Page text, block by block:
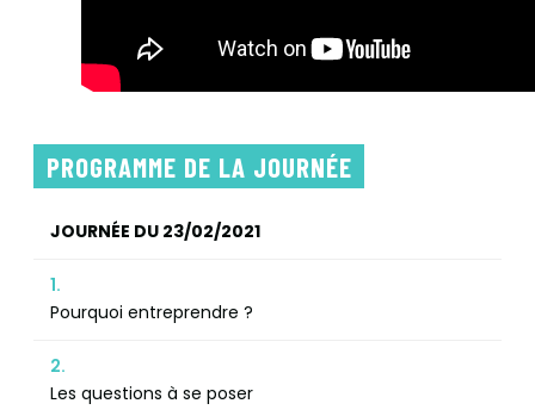
PROGRAMME DE LA JOURNÉE
JOURNÉE DU 23/02/2021
1.
Pourquoi entreprendre ?
2.
Les questions à se poser